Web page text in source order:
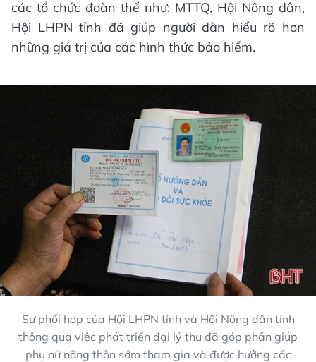
các tổ chức đoàn thể như: MTTQ, Hội Nông dân,
Hội LHPN tỉnh đã giúp người dân hiểu rõ hơn
những giá trị của các hình thức bảo hiểm.
Sự phối hợp của Hội LHPN tỉnh và Hội Nông dân tỉnh
thông qua việc phát triển đại lý thu đã góp phần giúp
phụ nữ nông thôn sớm tham gia và được hưởng các